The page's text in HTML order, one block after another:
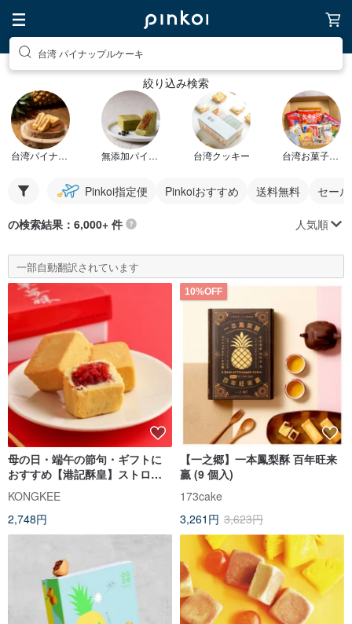
台湾 パイナップルケーキ
絞り込み検索
台湾パイナップルケーキ 無添加パイナップルケーキ 台湾クッキー 台湾お菓子セット
Pinkoi指定便 Pinkoiおすすめ 送料無料 セー
の検索結果：6,000+ 件 人気順
一部自動翻訳されています
母の日・端午の節句・ギフトに
おすすめ【港記酥皇】ストロベ
リーケーキ 8 個入りギフトボッ
クス
KONGKEE
2,748円
10%OFF
【一之郷】一本鳳梨酥 百年旺来
贏 (9 個入)
173cake
3,261円 3,623円